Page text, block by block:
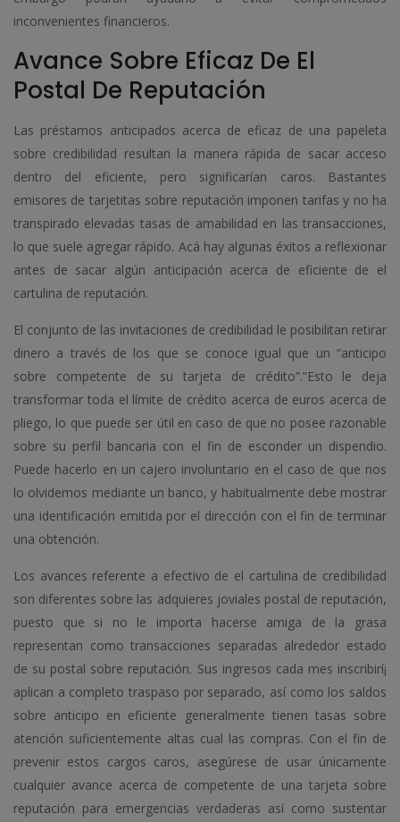
inconvenientes financieros.
Avance Sobre Eficaz De El
Postal De Reputación
Las préstamos anticipados acerca de eficaz de una papeleta
sobre credibilidad resultan la manera rápida de sacar acceso
dentro del eficiente, pero significarían caros. Bastantes
emisores de tarjetitas sobre reputación imponen tarifas y no ha
transpirado elevadas tasas de amabilidad en las transacciones,
lo que suele agregar rápido. Acá hay algunas éxitos a reflexionar
antes de sacar algún anticipación acerca de eficiente de el
cartulina de reputación.
El conjunto de las invitaciones de credibilidad le posibilitan retirar
dinero a través de los que se conoce igual que un “anticipo
sobre competente de su tarjeta de crédito”.”Esto le deja
transformar toda el límite de crédito acerca de euros acerca de
pliego, lo que puede ser útil en caso de que no posee razonable
sobre su perfil bancaria con el fin de esconder un dispendio.
Puede hacerlo en un cajero involuntario en el caso de que nos
lo olvidemos mediante un banco, y habitualmente debe mostrar
una identificación emitida por el dirección con el fin de terminar
una obtención.
Los avances referente a efectivo de el cartulina de credibilidad
son diferentes sobre las adquieres joviales postal de reputación,
puesto que si no le importa hacerse amiga de la grasa
representan como transacciones separadas alrededor estado
de su postal sobre reputación. Sus ingresos cada mes inscribirí¡
aplican a completo traspaso por separado, así­ como los saldos
sobre anticipo en eficiente generalmente tienen tasas sobre
atención suficientemente altas cual las compras. Con el fin de
prevenir estos cargos caros, asegúrese de usar únicamente
cualquier avance acerca de competente de una tarjeta sobre
reputación para emergencias verdaderas así­ como sustentar